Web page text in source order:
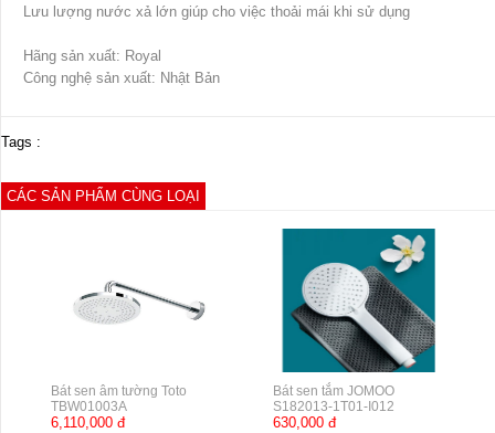
Lưu lượng nước xả lớn giúp cho việc thoải mái khi sử dụng
Hãng sản xuất: Royal
Công nghệ sản xuất: Nhật Bản
Tags :
CÁC SẢN PHẨM CÙNG LOẠI
Bát sen âm tường Toto
TBW01003A
6,110,000 đ
Bát sen tắm JOMOO
S182013-1T01-I012
630,000 đ